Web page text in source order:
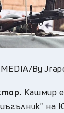
By
Кашмир
на